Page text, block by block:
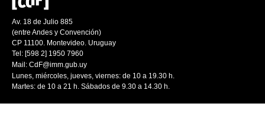
Av. 18 de Julio 885
(entre Andes y Convención)
CP 11100. Montevideo. Uruguay
Tel: [598 2] 1950 7960
Mail: CdF@imm.gub.uy
Lunes, miércoles, jueves, viernes: de 10 a 19.30 h.
Martes: de 10 a 21 h. Sábados de 9.30 a 14.30 h.